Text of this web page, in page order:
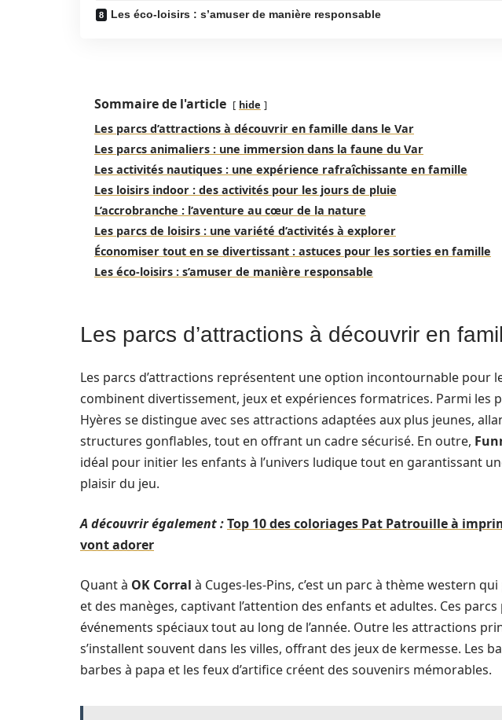
Les éco-loisirs : s’amuser de manière responsable
Sommaire de l'article hide
Les parcs d’attractions à découvrir en famille dans le Var
Les parcs animaliers : une immersion dans la faune du Var
Les activités nautiques : une expérience rafraîchissante en famille
Les loisirs indoor : des activités pour les jours de pluie
L’accrobranche : l’aventure au cœur de la nature
Les parcs de loisirs : une variété d’activités à explorer
Économiser tout en se divertissant : astuces pour les sorties en famille
Les éco-loisirs : s’amuser de manière responsable
Les parcs d’attractions à découvrir en
Les parcs d’attractions représentent une option incontournable pour
combinent divertissement, jeux et expériences formatrices. Parmi les
Hyères se distingue avec ses attractions adaptées aux plus jeunes,
structures gonflables, tout en offrant un cadre sécurisé. En outre,
idéal pour initier les enfants à l’univers ludique tout en garantissant
plaisir du jeu.
A découvrir également :Top 10 des coloriages Pat Patrouille à
vont adorer
Quant à OK Corral à Cuges-les-Pins, c’est un parc à thème western
et des manèges, captivant l’attention des enfants et adultes. Ces
événements spéciaux tout au long de l’année. Outre les attractions
s’installent souvent dans les villes, offrant des jeux de kermesse. Les
barbes à papa et les feux d’artifice créent des souvenirs mémorables.